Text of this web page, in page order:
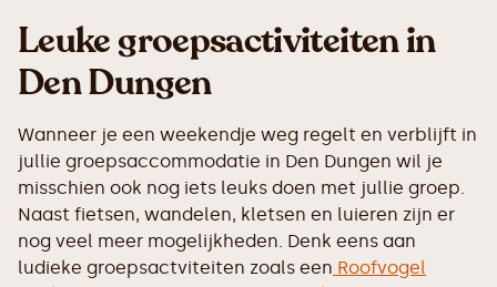
Leuke groepsactiviteiten in
Den Dungen
Wanneer je een weekendje weg regelt en verblijft in
jullie groepsaccommodatie in Den Dungen wil je
misschien ook nog iets leuks doen met jullie groep.
Naast fietsen, wandelen, kletsen en luieren zijn er
nog veel meer mogelijkheden. Denk eens aan
ludieke groepsactviteiten zoals een Roofvogel